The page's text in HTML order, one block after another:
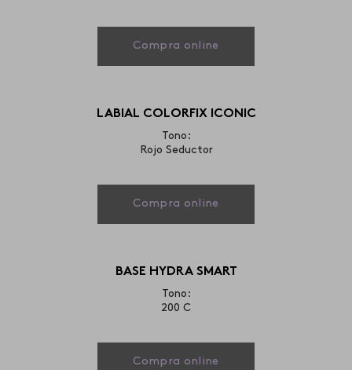
Compra online
LABIAL COLORFIX ICONIC
Tono:
Rojo Seductor
Compra online
BASE HYDRA SMART
Tono:
200 C
Compra online